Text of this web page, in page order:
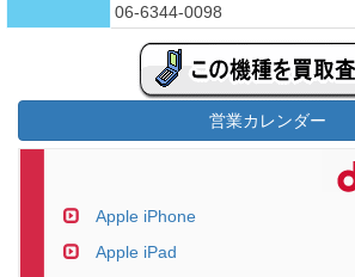
06-6344-0098
営業カレンダー
Apple iPhone
Apple iPad